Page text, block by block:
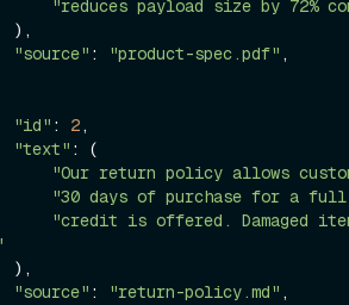
"reduces payload size by 72%
"source" : "product-spec.pdf" ,
"id" : 2,
"text" : (
"Our return policy allows
"30 days of purchase for a
"credit is offered. Damaged
"source" : "return-policy.md" ,